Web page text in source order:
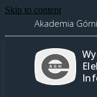
Skip to content
Akademia